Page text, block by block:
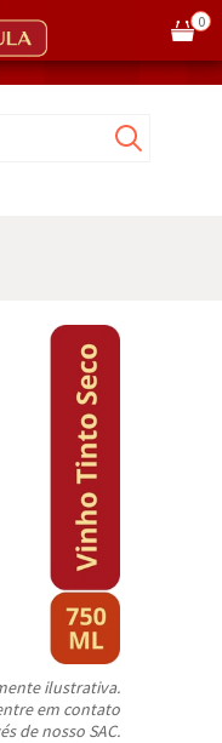
0
ilustrativa.
em contato
de nosso SAC.